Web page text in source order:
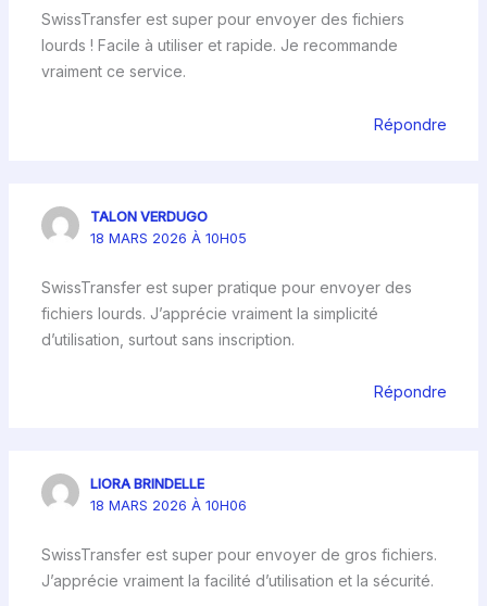
SwissTransfer est super pour envoyer des fichiers
lourds ! Facile à utiliser et rapide. Je recommande
vraiment ce service.
Répondre
TALON VERDUGO
18 MARS 2026 À 10H05
SwissTransfer est super pratique pour envoyer des
fichiers lourds. J’apprécie vraiment la simplicité
d’utilisation, surtout sans inscription.
Répondre
LIORA BRINDELLE
18 MARS 2026 À 10H06
SwissTransfer est super pour envoyer de gros fichiers.
J’apprécie vraiment la facilité d’utilisation et la sécurité.